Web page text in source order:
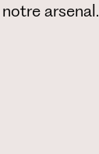
arsenal.